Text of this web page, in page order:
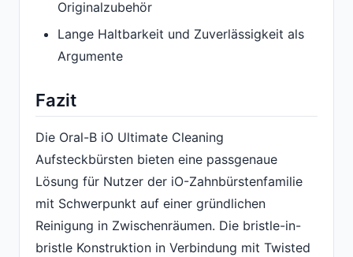
Originalzubehör
Lange Haltbarkeit und Zuverlässigkeit als
Argumente
Fazit
Die Oral-B iO Ultimate Cleaning
Aufsteckbürsten bieten eine passgenaue
Lösung für Nutzer der iO-Zahnbürstenfamilie
mit Schwerpunkt auf einer gründlichen
Reinigung in Zwischenräumen. Die bristle-in-
bristle Konstruktion in Verbindung mit Twisted